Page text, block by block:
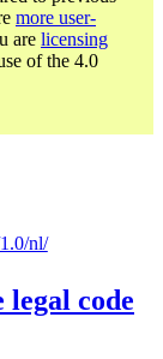
more user-
are licensing
of the 4.0
nl/
legal code